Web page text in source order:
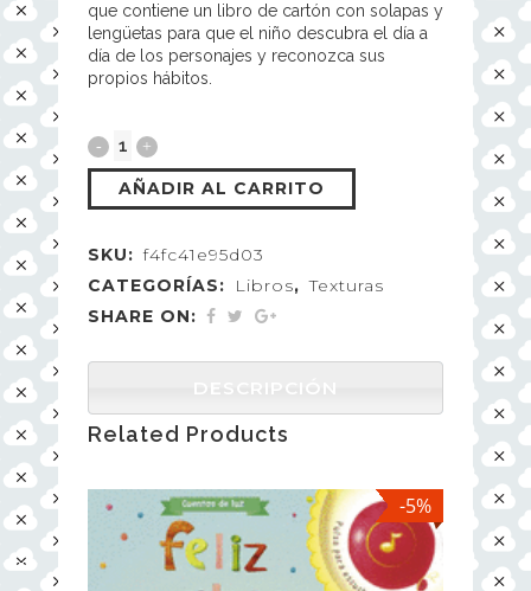
que contiene un libro de cartón con solapas y
lengüetas para que el niño descubra el día a
día de los personajes y reconozca sus
propios hábitos.
AÑADIR AL CARRITO
SKU: f4fc41e95d03
CATEGORÍAS:
Libros, Texturas
SHARE ON:
DESCRIPCIÓN
Related Products
-5%